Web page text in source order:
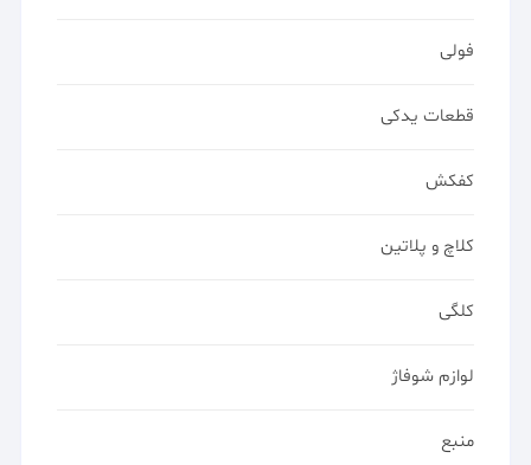
فولی
قطعات یدکی
کفکش
کلاچ و پلاتین
کلگی
لوازم شوفاژ
منبع